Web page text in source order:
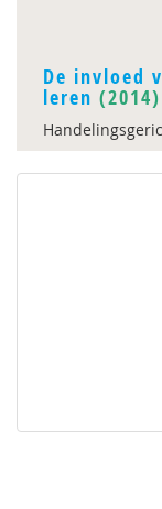
De invloed
leren (2014)